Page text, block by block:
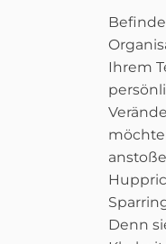
Ihrem
Denn